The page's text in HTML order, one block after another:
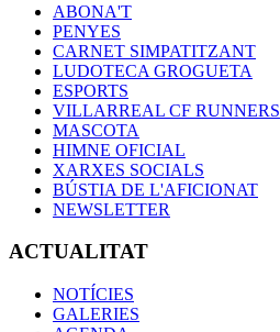
ABONA'T
PENYES
CARNET SIMPATITZANT
LUDOTECA GROGUETA
ESPORTS
VILLARREAL CF RUNNERS
MASCOTA
HIMNE OFICIAL
XARXES SOCIALS
BÚSTIA DE L'AFICIONAT
NEWSLETTER
ACTUALITAT
NOTÍCIES
GALERIES